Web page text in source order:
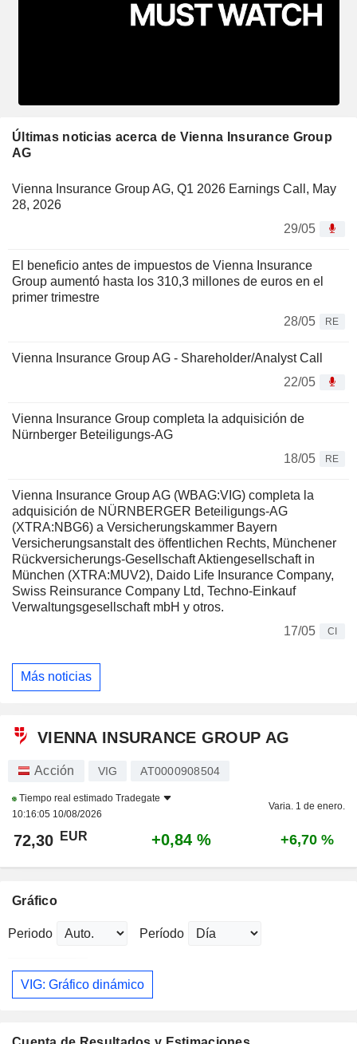
Últimas noticias acerca de Vienna Insurance Group
AG
Vienna Insurance Group AG, Q1 2026 Earnings Call, May
28, 2026
29/05
El beneficio antes de impuestos de Vienna Insurance
Group aumentó hasta los 310,3 millones de euros en el
primer trimestre
28/05
RE
Vienna Insurance Group AG - Shareholder/Analyst Call
22/05
Vienna Insurance Group completa la adquisición de
Nürnberger Beteiligungs-AG
18/05
RE
Vienna Insurance Group AG (WBAG:VIG) completa la
adquisición de NÜRNBERGER Beteiligungs-AG
(XTRA:NBG6) a Versicherungskammer Bayern
Versicherungsanstalt des öffentlichen Rechts, Münchener
Rückversicherungs-Gesellschaft Aktiengesellschaft in
München (XTRA:MUV2), Daido Life Insurance Company,
Swiss Reinsurance Company Ltd, Techno-Einkauf
Verwaltungsgesellschaft mbH y otros.
17/05
CI
Más noticias
VIENNA INSURANCE GROUP AG
Acción VIG AT0000908504
Tiempo real estimado Tradegate
10:16:05 10/08/2026
Varia. 1 de enero.
72,30 EUR +0,84 % +6,70 %
Gráfico
Periodo Período
VIG: Gráfico dinámico